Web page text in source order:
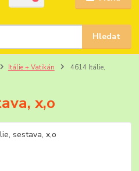
Hledat
Itálie + Vatikán
4614 Itálie,
x,o